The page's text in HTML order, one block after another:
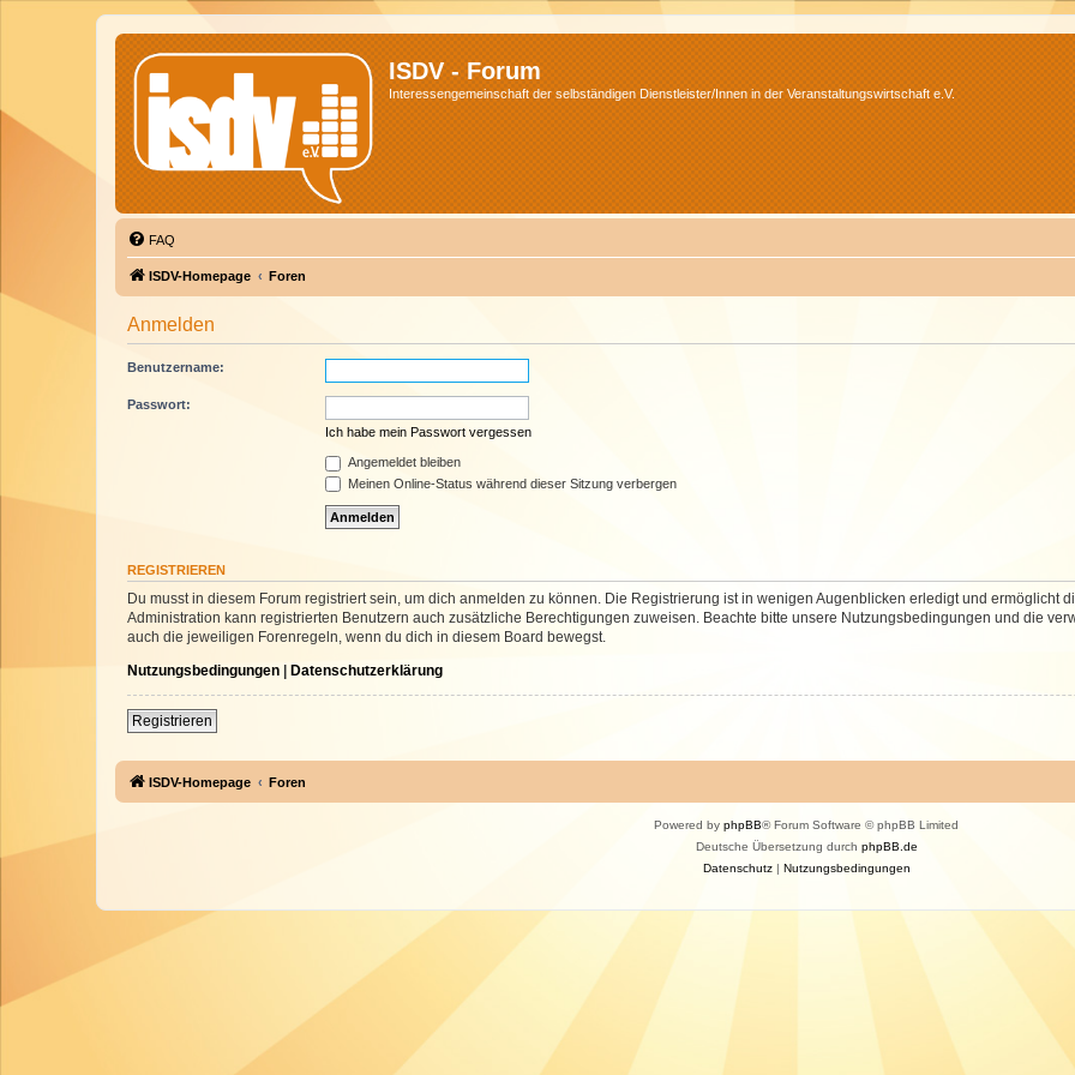
ISDV - Forum
Interessengemeinschaft der selbständigen Dienstleister/Innen in der Veranstaltungswirtschaft e.V.
FAQ
ISDV-Homepage Foren
Anmelden
Benutzername:
Passwort:
Ich habe mein Passwort vergessen
Angemeldet bleiben
Meinen Online-Status während dieser Sitzung verbergen
REGISTRIEREN
Du musst in diesem Forum registriert sein, um dich anmelden zu können. Die Registrierung ist in wenigen Augenblicken erledigt und ermöglicht
Administration kann registrierten Benutzern auch zusätzliche Berechtigungen zuweisen. Beachte bitte unsere Nutzungsbedingungen und die
auch die jeweiligen Forenregeln, wenn du dich in diesem Board bewegst.
Nutzungsbedingungen | Datenschutzerklärung
Registrieren
ISDV-Homepage Foren
Powered by phpBB® Forum Software © phpBB Limited
Deutsche Übersetzung durch phpBB.de
Datenschutz| Nutzungsbedingungen